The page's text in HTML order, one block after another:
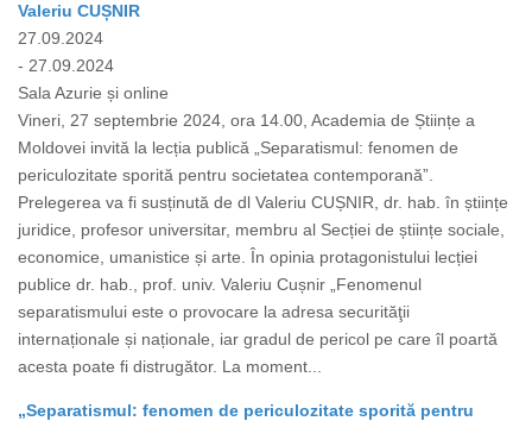
Valeriu CUȘNIR
27.09.2024
- 27.09.2024
Sala Azurie și online
Vineri, 27 septembrie 2024, ora 14.00, Academia de Științe a
Moldovei invită la lecția publică „Separatismul: fenomen de
periculozitate sporită pentru societatea contemporană”.
Prelegerea va fi susținută de dl Valeriu CUȘNIR, dr. hab. în științe
juridice, profesor universitar, membru al Secției de științe sociale,
economice, umanistice și arte. În opinia protagonistului lecției
publice dr. hab., prof. univ. Valeriu Cușnir „Fenomenul
separatismului este o provocare la adresa securităţii
internaționale și naționale, iar gradul de pericol pe care îl poartă
acesta poate fi distrugător. La moment...
„Separatismul: fenomen de periculozitate sporită pentru